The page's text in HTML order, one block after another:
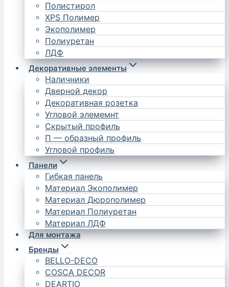
Полистирол
XPS Полимер
Экополимер
Полиуретан
ЛДФ
Декоративные элементы
Наличники
Дверной декор
Декоративная розетка
Угловой элемемнт
Скрытый профиль
П — образный профиль
Угловой профиль
Панели
Гибкая панель
Материал Экополимер
Материал Дюрополимер
Материал Полиуретан
Материал ЛДФ
Для монтажа
Бренды
BELLO-DECO
COSCA DECOR
DEARTIO